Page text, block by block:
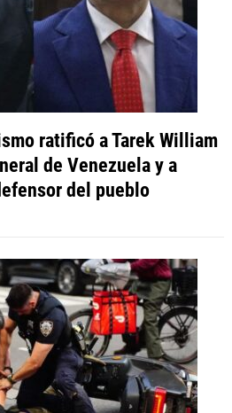
ratificó a Tarek William
de Venezuela y a
del pueblo